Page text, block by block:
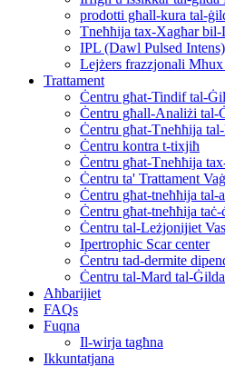
prodotti għall-kura tal-
Tneħħija tax-Xagħar bil-
IPL (Dawl Pulsed Intens)
Lejżers frazzjonali
Trattament
Ċentru għat-Tindif tal-
Ċentru għall-Analiżi tal-
Ċentru għat-Tneħħija
Ċentru kontra t-tixjiħ
Ċentru għat-Tneħħija
Ċentru ta' Trattament
Ċentru għat-tneħħija tal-
Ċentru għat-tneħħija
Ċentru tal-Leżjonijiet
Ipertrophic Scar center
Ċentru tad-dermite
Ċentru tal-Mard tal-
Aħbarijiet
FAQs
Fuqna
Il-wirja tagħna
Ikkuntatjana